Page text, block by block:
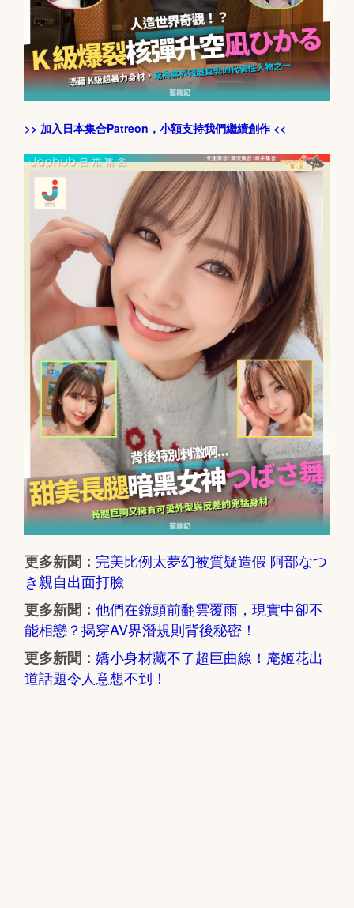
>> 加入日本集合Patreon，小額支持我們繼續創作 <<
更多新聞： 完美比例太夢幻被質疑造假 阿部なつ
き親自出面打臉
更多新聞：他們在鏡頭前翻雲覆雨，現實中卻不
能相戀？揭穿AV界潛規則背後秘密！
更多新聞：嬌小身材藏不了超巨曲線！庵姬花出
道話題令人意想不到！